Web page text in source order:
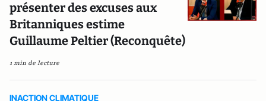
présenter des excuses aux
Britanniques estime
Guillaume Peltier (Reconquête)
1 min de lecture
INACTION CLIMATIQUE